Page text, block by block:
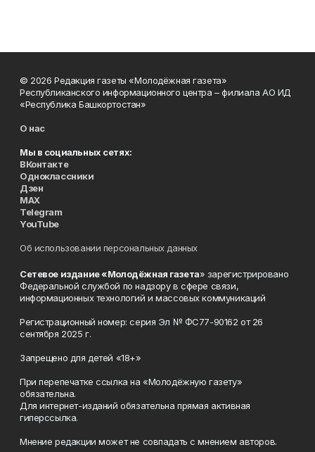
© 2026 Редакция газеты «Молодёжная газета»
Республиканского информационного центра – филиала АО ИД
«Республика Башкортостан»
О нас
Мы в социальных сетях:
ВКонтакте
Одноклассники
Дзен
MAX
Telegram
YouTube
Об использовании персональных данных
Сетевое издание «Молодёжная газета» зарегистрировано
Федеральной службой по надзору в сфере связи,
информационных технологий и массовых коммуникаций
Регистрационный номер: серия Эл № ФС77-90162 от 26
сентября 2025 г.
Запрещено для детей «18+»
При перепечатке ссылка на «Молодёжную газету»
обязательна.
Для интернет-изданий обязательна прямая активная
гиперссылка.
Мнение редакции может не совпадать с мнением авторов.